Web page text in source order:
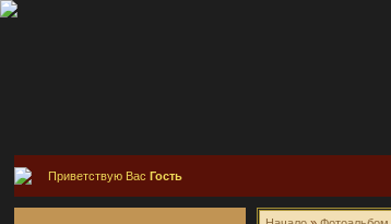
Приветствую ВасГость